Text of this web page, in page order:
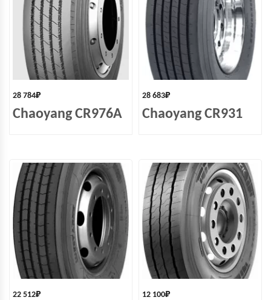
28 784₽
Chaoyang CR976A
28 683₽
Chaoyang CR931
22 512₽ 12 100₽